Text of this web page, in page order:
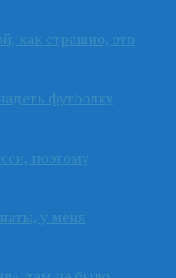
как страшно, это
футболку
поэтому
у меня